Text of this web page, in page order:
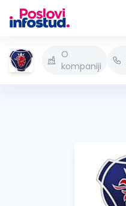
O
kompaniji